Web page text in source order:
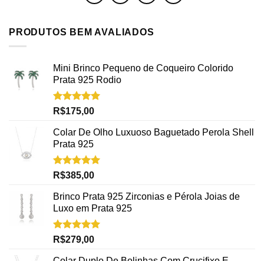
PRODUTOS BEM AVALIADOS
Mini Brinco Pequeno de Coqueiro Colorido
Prata 925 Rodio
Avaliação
R$175,00
Colar De Olho Luxuoso Baguetado Perola Shell
Prata 925
Avaliação
R$385,00
Brinco Prata 925 Zirconias e Pérola Joias de
Luxo em Prata 925
Avaliação
R$279,00